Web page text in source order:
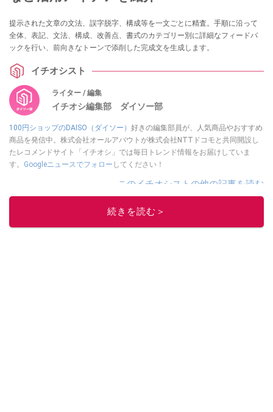
提示された文章の文法、誤字脱字、構成等を一文ごとに精査。手順に沿って
全体、表記、文法、構成、改善点、書式のカテゴリー別に詳細なフィードバ
ックを行い、前向きなトーンで添削した完成文を生成します。
イチオシスト
ライター / 編集
イチオシ編集部 ダイソー部
100円ショップのDAISO（ダイソー） 好きの編集部員が、人気商品やおすすめ
商品を発信中。株式会社オールアバウトが株式会社NTTドコモと共同開設し
たレコメンドサイト「イチオシ」では毎日トレンド情報をお届けしていま
す。 Googleニュースでフォロー してください！
このイチオシストの他の記事を読む
続きを読む＞